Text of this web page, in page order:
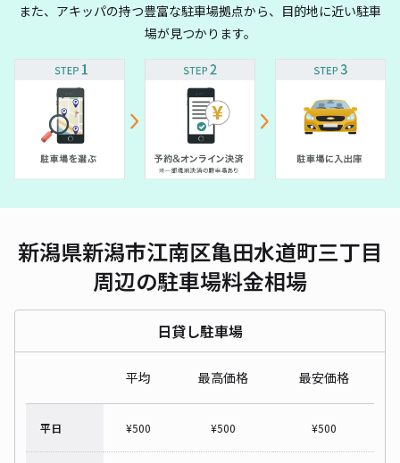
また、アキッパの持つ豊富な駐車場拠点から、目的地に近い駐車
場が見つかります。
新潟県新潟市江南区亀田水道町三丁目
周辺の駐車場料金相場
日貸し駐車場
平均 最高価格 最安価格
平日 ¥500 ¥500 ¥500